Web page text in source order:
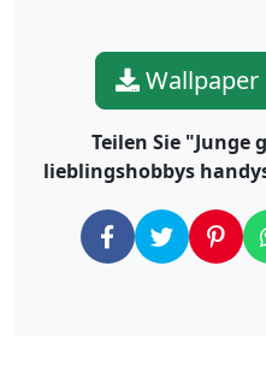
Teilen Sie "Junge
lieblingshobbys